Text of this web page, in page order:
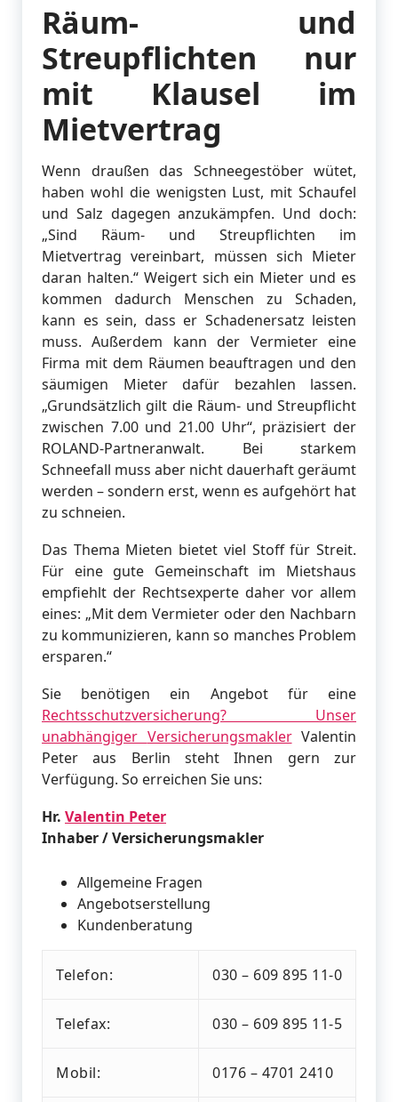
Räum- und
Streupflichten nur
mit Klausel im
Mietvertrag
Wenn draußen das Schneegestöber wütet,
haben wohl die wenigsten Lust, mit Schaufel
und Salz dagegen anzukämpfen. Und doch:
„Sind Räum- und Streupflichten im
Mietvertrag vereinbart, müssen sich Mieter
daran halten.“ Weigert sich ein Mieter und es
kommen dadurch Menschen zu Schaden,
kann es sein, dass er Schadenersatz leisten
muss. Außerdem kann der Vermieter eine
Firma mit dem Räumen beauftragen und den
säumigen Mieter dafür bezahlen lassen.
„Grundsätzlich gilt die Räum- und Streupflicht
zwischen 7.00 und 21.00 Uhr“, präzisiert der
ROLAND-Partneranwalt. Bei starkem
Schneefall muss aber nicht dauerhaft geräumt
werden – sondern erst, wenn es aufgehört hat
zu schneien.
Das Thema Mieten bietet viel Stoff für Streit.
Für eine gute Gemeinschaft im Mietshaus
empfiehlt der Rechtsexperte daher vor allem
eines: „Mit dem Vermieter oder den Nachbarn
zu kommunizieren, kann so manches Problem
ersparen.“
Sie benötigen ein Angebot für eine
Rechtsschutzversicherung? Unser
unabhängiger VersicherungsmaklerValentin
Peter aus Berlin steht Ihnen gern zur
Verfügung. So erreichen Sie uns:
Hr. Valentin Peter
Inhaber / Versicherungsmakler
Allgemeine Fragen
Angebotserstellung
Kundenberatung
Telefon: 030 – 609 895 11-0
Telefax: 030 – 609 895 11-5
Mobil: 0176 – 4701 2410